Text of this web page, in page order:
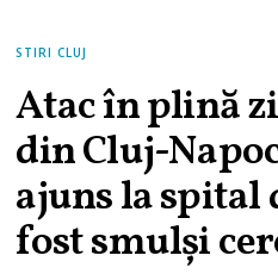
STIRI CLUJ
Atac în plină
din Cluj-
ajuns la spital
fost smulși